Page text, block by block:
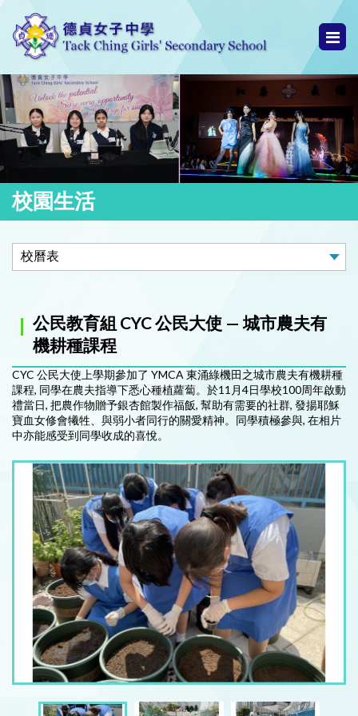
校園生活
公民教育組 CYC 公民大使 — 城市農夫有
機耕種課程
CYC 公民大使上學期參加了 YMCA 東涌綠機田之城市農夫有機耕種
課程, 同學在農夫指導下悉心種植蘿蔔。於11月4日學校100周年啟動
禮當日, 把農作物贈予銀杏館製作福飯, 幫助有需要的社群, 發揚耶穌
寶血女修會犧牲、與弱小者同行的關愛精神。同學積極參與, 在相片
中亦能感受到同學收成的喜悅。